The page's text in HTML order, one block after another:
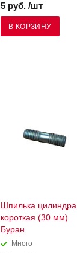
5 руб. /шт
В КОРЗИНУ
Шпилька цилиндра
короткая (30 мм)
Буран
Много